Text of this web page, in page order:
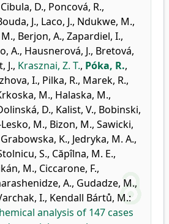
Cibula, D., Poncová, R.,
J., Laco, J., Ndukwe, M.,
, Berjon, A., Zapardiel, I.,
A., Hausnerová, J., Bretová,
J., Krasznai, Z. T., Póka, R.,
I., Pilka, R., Marek, R.,
M., Halaska, M.,
D., Kalist, V., Bobinski,
M., Bizon, M., Sawicki,
Grabowska, K., Jedryka, M. A.,
S., Căpîlna, M. E.,
M., Ciccarone, F.,
A., Gudadze, M.,
I., Kendall Bártů, M.:
analysis of 147 cases